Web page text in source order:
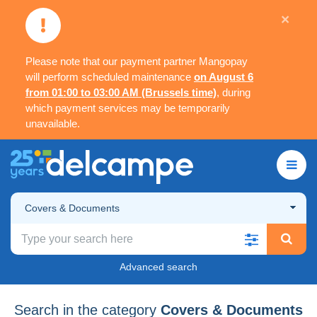
Please note that our payment partner Mangopay
will perform scheduled maintenance on August 6
from 01:00 to 03:00 AM (Brussels time), during
which payment services may be temporarily
unavailable.
×
Covers & Documents
Advanced search
Search in the category Covers & Documents